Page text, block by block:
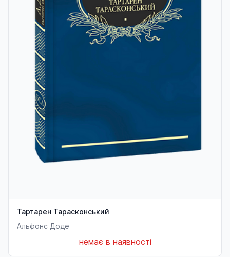
Тартарен Тарасконський
Альфонс Доде
немає в наявності